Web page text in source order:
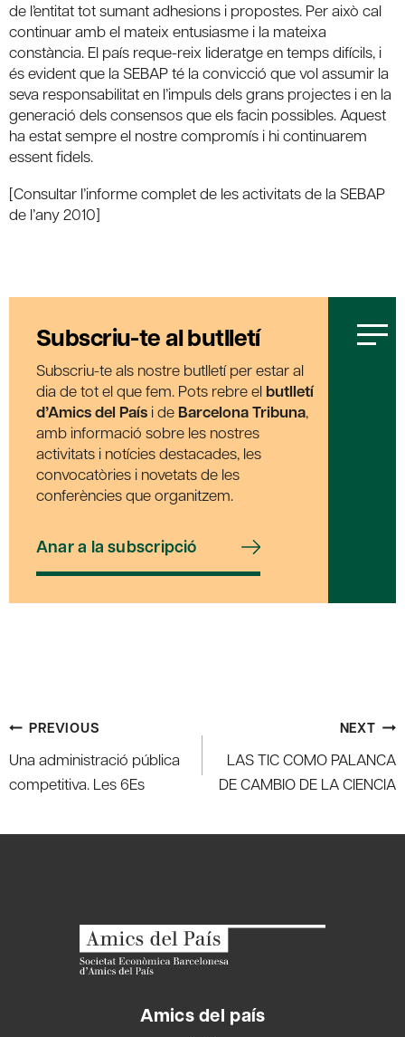
de l’entitat tot sumant adhesions i propostes. Per això cal
continuar amb el mateix entusiasme i la mateixa
constància. El país reque-reix lideratge en temps difícils, i
és evident que la SEBAP té la convicció que vol assumir la
seva responsabilitat en l’impuls dels grans projectes i en la
generació dels consensos que els facin possibles. Aquest
ha estat sempre el nostre compromís i hi continuarem
essent fidels.
[Consultar l’informe complet de les activitats de la SEBAP
de l’any 2010]
Subscriu-te al butlletí
Subscriu-te als nostre butlletí per estar al
dia de tot el que fem. Pots rebre el butlletí
d’Amics del País i de Barcelona Tribuna,
amb informació sobre les nostres
activitats i notícies destacades, les
convocatòries i novetats de les
conferències que organitzem.
Anar a la subscripció
Post
navigation
PREVIOUS
Una administració pública
competitiva. Les 6Es
NEXT
LAS TIC COMO PALANCA
DE CAMBIO DE LA CIENCIA
Amics del país